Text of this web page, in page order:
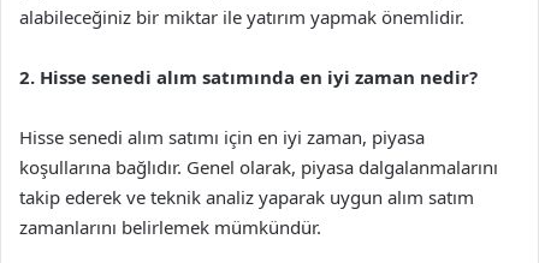
alabileceğiniz bir miktar ile yatırım yapmak önemlidir.
2. Hisse senedi alım satımında en iyi zaman nedir?
Hisse senedi alım satımı için en iyi zaman, piyasa
koşullarına bağlıdır. Genel olarak, piyasa dalgalanmalarını
takip ederek ve teknik analiz yaparak uygun alım satım
zamanlarını belirlemek mümkündür.